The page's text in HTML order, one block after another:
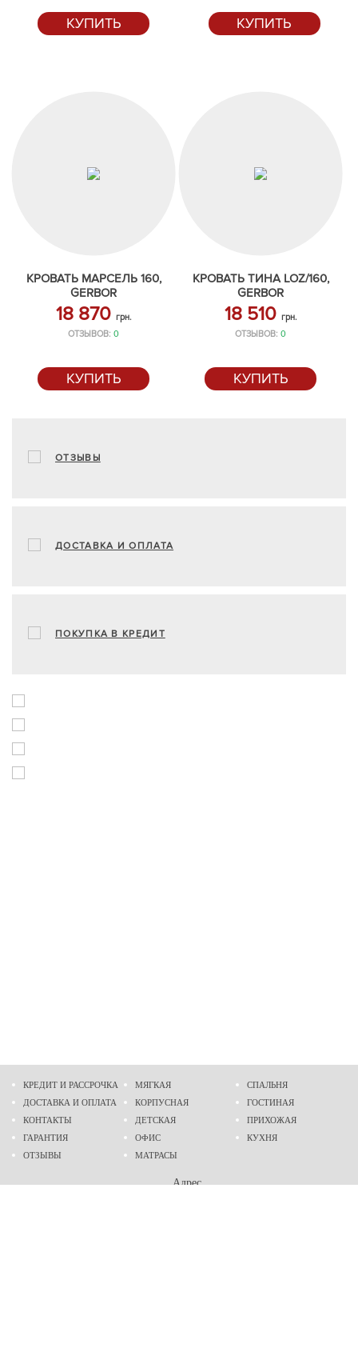
КУПИТЬ КУПИТЬ
КРОВАТЬ МАРСЕЛЬ 160,
GERBOR
18 870 грн.
ОТЗЫВОВ:0
КУПИТЬ
КРОВАТЬ ТИНА LOZ/160,
GERBOR
18 510 грн.
ОТЗЫВОВ:0
КУПИТЬ
ОТЗЫВЫ
ДОСТАВКА И ОПЛАТА
ПОКУПКА В КРЕДИТ
КРЕДИТ И РАССРОЧКА
ДОСТАВКА И ОПЛАТА
КОНТАКТЫ
ГАРАНТИЯ
ОТЗЫВЫ
МЯГКАЯ
КОРПУСНАЯ
ДЕТСКАЯ
ОФИС
МАТРАСЫ
СПАЛЬНЯ
ГОСТИНАЯ
ПРИХОЖАЯ
КУХНЯ
Адрес